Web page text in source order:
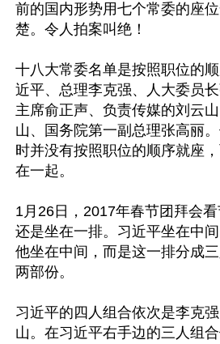
前的国内形势用七个常委的座
楚。令人拍案叫绝！
十八大常委名单是按照职位的
近平、总理李克强、人大委员
主席俞正声、负责传媒的刘云
山、国务院第一副总理张高丽
时并没有按照职位的顺序就座
在一起。
1月26日，2017年春节团拜会
还是坐在一排。习近平坐在中
他坐在中间，而是这一排分成
两部份。
习近平的四人组合依次是李克
山。在习近平右手边的三人组